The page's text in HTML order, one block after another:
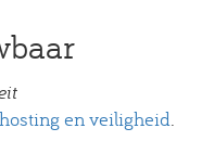
hosting en veiligheid